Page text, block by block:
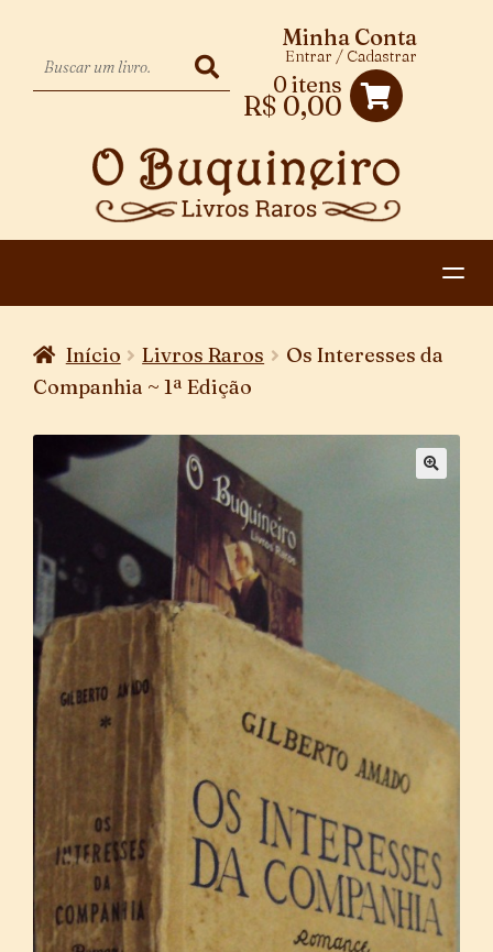
0 itens
R$ 0,00
Minha Conta
Entrar / Cadastrar
CATEGORIAS
CONTATO
Início Livros Raros
Os Interesses da
Companhia ~ 1ª Edição